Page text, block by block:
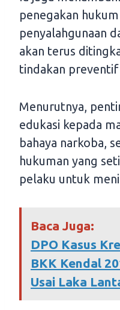
penegakan
penyalahgunaan
akan terus
tindakan
Menurutnya,
edukasi kepada
bahaya narkoba,
hukuman yang
pelaku untuk
Baca Juga:
DPO Kasus
BKK Kendal
Usai Laka